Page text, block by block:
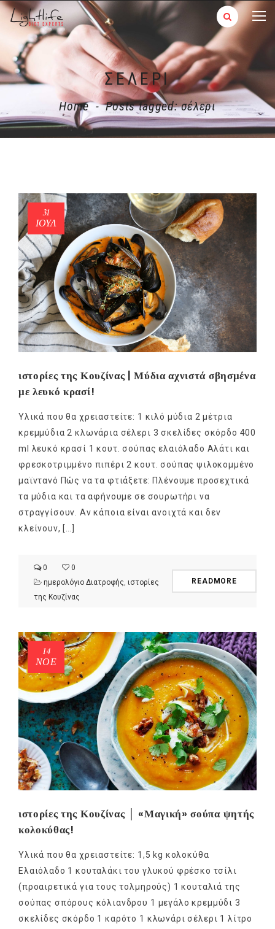
ΣΈΛΕΡΙ
Home - Posts tagged: σέλερι
31
ΙΟΎΛ
ιστορίες της Κουζίνας | Μύδια αχνιστά σβησμένα
με λευκό κρασί!
Υλικά που θα χρειαστείτε: 1 κιλό μύδια 2 μέτρια
κρεμμύδια 2 κλωνάρια σέλερι 3 σκελίδες σκόρδο 400
ml λευκό κρασί 1 κουτ. σούπας ελαιόλαδο Αλάτι και
φρεσκοτριμμένο πιπέρι 2 κουτ. σούπας ψιλοκομμένο
μαϊντανό Πώς να τα φτιάξετε: Πλένουμε προσεχτικά
τα μύδια και τα αφήνουμε σε σουρωτήρι να
στραγγίσουν. Αν κάποια είναι ανοιχτά και δεν
κλείνουν, […]
0
0
ημερολόγιο Διατροφής ιστορίες
της Κουζίνας
READMORE
14
ΝΟΈ
ιστορίες της Κουζίνας │ «Μαγική» σούπα ψητής
κολοκύθας!
Υλικά που θα χρειαστείτε: 1,5 kg κολοκύθα
Ελαιόλαδο 1 κουταλάκι του γλυκού φρέσκο τσίλι
(προαιρετικά για τους τολμηρούς) 1 κουταλιά της
σούπας σπόρους κόλιανδρου 1 μεγάλο κρεμμύδι 3
σκελίδες σκόρδο 1 καρότο 1 κλωνάρι σέλερι 1 λίτρο